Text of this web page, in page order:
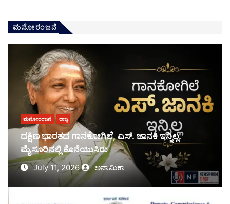
ಮನೋರಂಜನೆ
ಮನೋರಂಜನೆ ರಾಜ್ಯ
ದಕ್ಷಿಣ ಭಾರತದ ಗಾನಕೋಗಿಲೆ, ಎಸ್. ಜಾನಕಿ ಇನ್ನಿಲ್ಲ:
ಮೈಸೂರಿನಲ್ಲಿ ಕೊನೆಯುಸಿರು
July 11, 2026 ಅನಾಮಿಕಾ